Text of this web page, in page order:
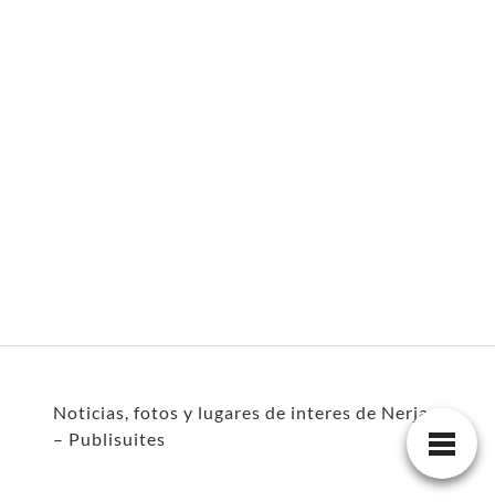
Noticias, fotos y lugares de interes de Nerja
– Publisuites